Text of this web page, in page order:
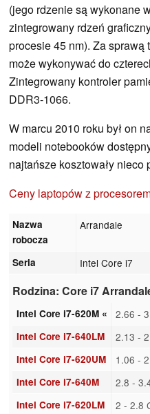
(jego rdzenie są wykonane
zintegrowany rdzeń
procesie 45 nm). Za
może wykonywać do
Zintegrowany kontroler
DDR3-1066.
W marcu 2010 roku był on
modeli notebooków
najtańsze kosztowały nieco
Ceny laptopów z
Nazwa
robocza
Arrandale
Seria Intel Core i7
Rodzina: Core i7
Intel Core i7-620M « 2.66 -
Intel Core i7-640LM 2.13 -
Intel Core i7-620UM 1.06 -
Intel Core i7-640M 2.8 -
Intel Core i7-620LM 2 - 2.8